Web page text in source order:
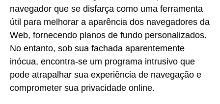
navegador que se disfarça como uma ferramenta
útil para melhorar a aparência dos navegadores da
Web, fornecendo planos de fundo personalizados.
No entanto, sob sua fachada aparentemente
inócua, encontra-se um programa intrusivo que
pode atrapalhar sua experiência de navegação e
comprometer sua privacidade online.